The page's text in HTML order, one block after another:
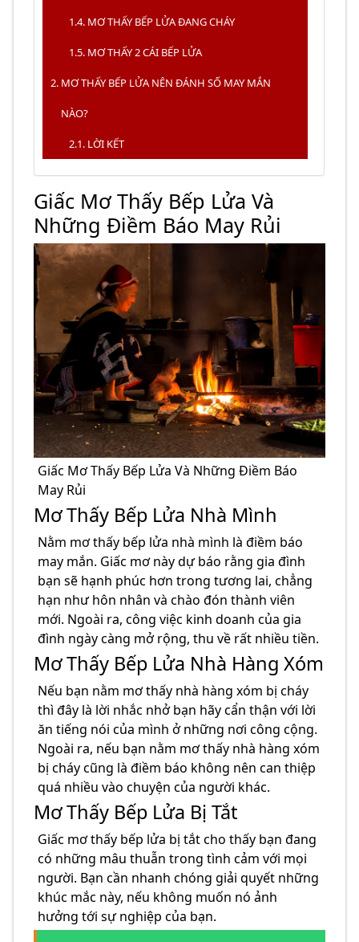
MƠ THẤY BẾP LỬA ĐANG CHÁY
MƠ THẤY 2 CÁI BẾP LỬA
MƠ THẤY BẾP LỬA NÊN ĐÁNH SỐ MAY MẮN
NÀO?
LỜI KẾT
Giấc Mơ Thấy Bếp Lửa Và
Những Điềm Báo May Rủi
Giấc Mơ Thấy Bếp Lửa Và Những Điềm Báo
May Rủi
Mơ Thấy Bếp Lửa Nhà Mình
Nằm mơ thấy bếp lửa nhà mình là điềm báo
may mắn. Giấc mơ này dự báo rằng gia đình
bạn sẽ hạnh phúc hơn trong tương lai, chẳng
hạn như hôn nhân và chào đón thành viên
mới. Ngoài ra, công việc kinh doanh của gia
đình ngày càng mở rộng, thu về rất nhiều tiền.
Mơ Thấy Bếp Lửa Nhà Hàng Xóm
Nếu bạn nằm mơ thấy nhà hàng xóm bị cháy
thì đây là lời nhắc nhở bạn hãy cẩn thận với lời
ăn tiếng nói của mình ở những nơi công cộng.
Ngoài ra, nếu bạn nằm mơ thấy nhà hàng xóm
bị cháy cũng là điềm báo không nên can thiệp
quá nhiều vào chuyện của người khác.
Mơ Thấy Bếp Lửa Bị Tắt
Giấc mơ thấy bếp lửa bị tắt cho thấy bạn đang
có những mâu thuẫn trong tình cảm với mọi
người. Bạn cần nhanh chóng giải quyết những
khúc mắc này, nếu không muốn nó ảnh
hưởng tới sự nghiệp của bạn.